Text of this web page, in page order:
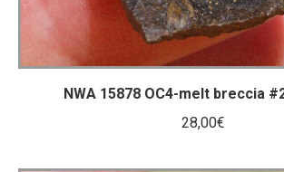
NWA 15878 OC4-melt breccia
28,00€